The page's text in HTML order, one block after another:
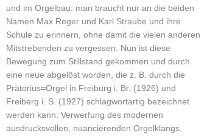
und im Orgelbau: man braucht nur an die beiden
Namen Max Reger und Karl Straube und ihre
Schule zu erinnern, ohne damit die vielen anderen
Mitstrebenden zu vergessen. Nun ist diese
Bewegung zum Stillstand gekommen und durch
eine neue abgelöst worden, die z. B. durch die
Prätorius=Orgel in Freiburg i. Br. (1926) und
Freiberg i. S. (1927) schlagwortartig bezeichnet
werden kann: Verwerfung des modernen
ausdrucksvollen, nuancierenden Orgelklangs,